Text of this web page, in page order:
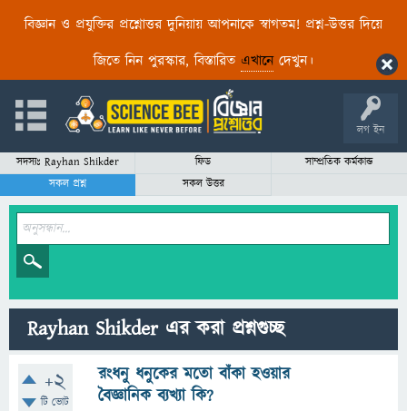
বিজ্ঞান ও প্রযুক্তির প্রশ্নোত্তর দুনিয়ায় আপনাকে স্বাগতম! প্রশ্ন-উত্তর দিয়ে
জিতে নিন পুরস্কার, বিস্তারিত এখানেদেখুন।
লগ ইন
সদস্যঃ Rayhan Shikder ফিড
সাম্প্রতিক কর্মকান্ড
সকল প্রশ্ন
সকল উত্তর
Rayhan Shikder এর করা প্রশ্নগুচ্ছ
+2
টি ভোট
রংধনু ধনুকের মতো বাঁকা হওয়ার
বৈজ্ঞানিক ব্যখ্যা কি?